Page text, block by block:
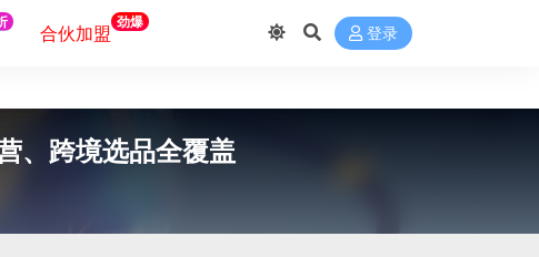
合伙加盟 劲爆
登录
、跨境选品全覆盖